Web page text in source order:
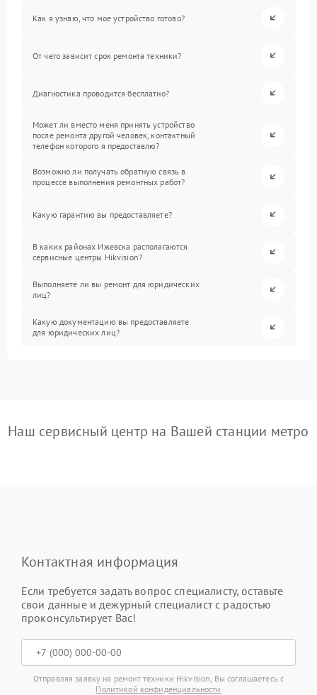
Как я узнаю, что мое устройство готово?
От чего зависит срок ремонта техники?
Диагностика проводится бесплатно?
Может ли вместо меня принять устройство
после ремонта другой человек, контактный
телефон которого я предоставлю?
Возможно ли получать обратную связь в
процессе выполнения ремонтных работ?
Какую гарантию вы предоставляете?
В каких районах Ижевска располагаются
сервисные центры Hikvision?
Выполняете ли вы ремонт для юридических
лиц?
Какую документацию вы предоставляете
для юридических лиц?
Наш сервисный центр на Вашей станции метро
Контактная информация
Если требуется задать вопрос специалисту, оставьте
свои данные и дежурный специалист с радостью
проконсультирует Вас!
Отправляя заявку на ремонт техники Hikvision, Вы соглашаетесь с
Политикой конфиденциальности